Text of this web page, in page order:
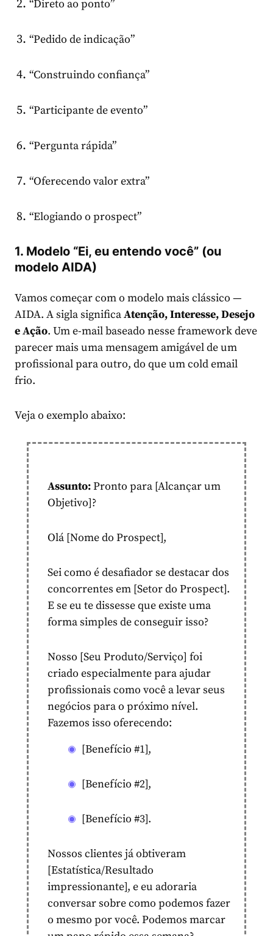
“Direto ao ponto”
“Pedido de indicação”
“Construindo confiança”
“Participante de evento”
“Pergunta rápida”
“Oferecendo valor extra”
“Elogiando o prospect”
1. Modelo “Ei, eu entendo você” (ou
modelo AIDA)
Vamos começar com o modelo mais clássico —
AIDA. A sigla significaAtenção, Interesse, Desejo
e Ação. Um e-mail baseado nesse framework deve
parecer mais uma mensagem amigável de um
profissional para outro, do que um cold email
frio.
Veja o exemplo abaixo:
Assunto:Pronto para [Alcançar um
Objetivo]?
Olá [Nome do Prospect],
Sei como é desafiador se destacar dos
concorrentes em [Setor do Prospect].
E se eu te dissesse que existe uma
forma simples de conseguir isso?
Nosso [Seu Produto/Serviço] foi
criado especialmente para ajudar
profissionais como você a levar seus
negócios para o próximo nível.
Fazemos isso oferecendo:
[Benefício #1],
[Benefício #2],
[Benefício #3].
Nossos clientes já obtiveram
[Estatística/Resultado
impressionante], e eu adoraria
conversar sobre como podemos fazer
o mesmo por você. Podemos marcar